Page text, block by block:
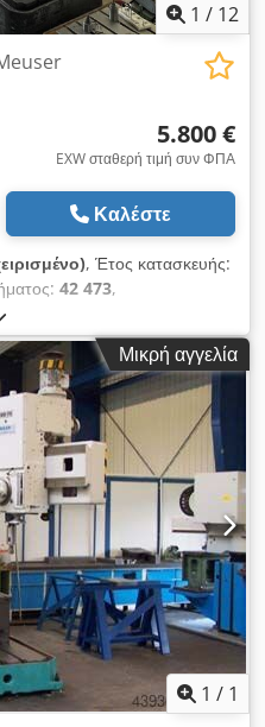
1 / 12
5.800 €
EXW σταθερή τιμή συν ΦΠΑ
Καλέστε
, Έτος κατασκευής:
42 473,
70 R Έτος κατασκευής
Τεχνικά στοιχεία λαιμός
MK6 ικανότητα διάτρησης
mm Τραπέζι κύβων
Με κολώνα στήριξης
υδραυλικό και ηλεκτρικό
Μικρή αγγελία
1 / 1